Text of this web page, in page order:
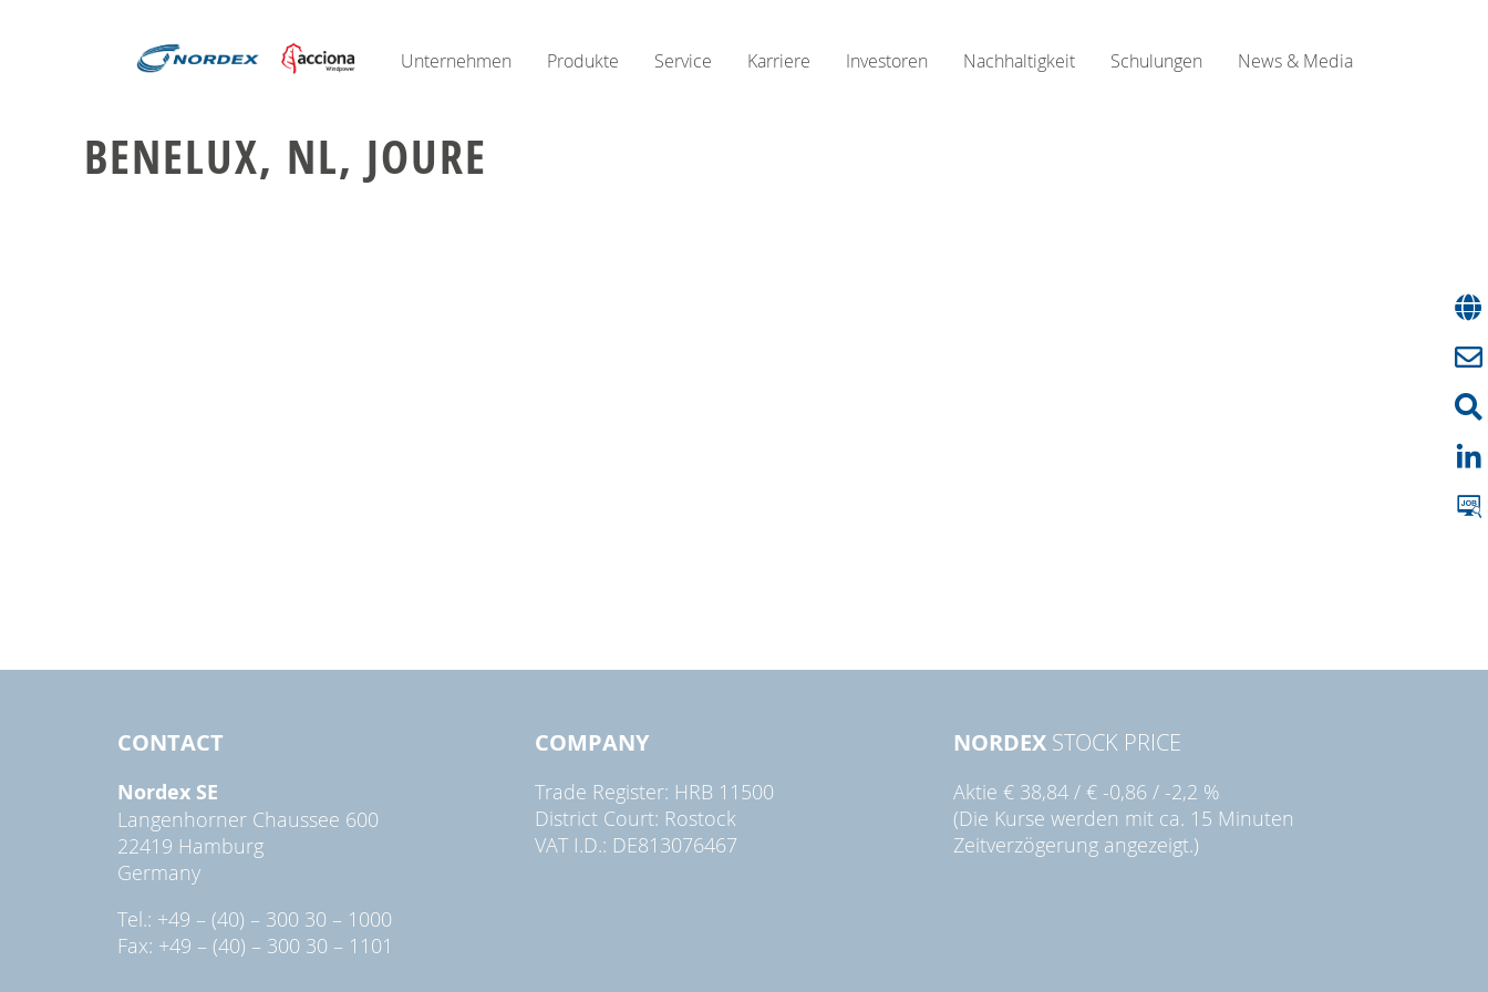
Unternehmen Produkte Service Karriere Investoren Nachhaltigkeit Schulungen News & Media
BENELUX, NL, JOURE
CONTACT
Nordex SE
Langenhorner Chaussee 600
22419 Hamburg
Germany
Tel.: +49 – (40) – 300 30 – 1000
Fax: +49 – (40) – 300 30 – 1101
COMPANY
Trade Register: HRB 11500
District Court: Rostock
VAT I.D.: DE813076467
NORDEXSTOCK PRICE
Aktie € 38,84/ € -0,86 / -2,2 %
(Die Kurse werden mit ca. 15 Minuten
Zeitverzögerung angezeigt.)